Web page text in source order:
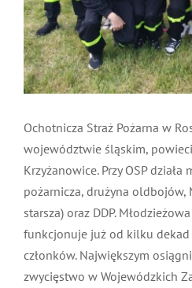
Symbole
Media
MDP i DDP
OTWP
PNWM
Kultura
Orkiestry
Sport
Floriany
Historia
Projekty
System OSP
Forum
Poradnik
Sklep
100-lecie
Ochotnicza Straż Pożarna w
województwie śląskim,
Krzyżanowice. Przy OSP
pożarnicza, drużyna oldbojów,
starsza) oraz DDP.
funkcjonuje już od kilku dekad
członków. Największym
zwycięstwo w Wojewódzkich